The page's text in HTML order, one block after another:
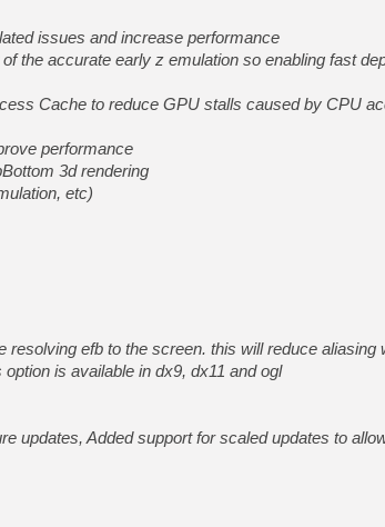
issues and increase performance
the accurate early z emulation so enabling fast
Cache to reduce GPU stalls caused by CPU
performance
3d rendering
etc)
resolving efb to the screen. this will reduce aliasing
option is available in dx9, dx11 and ogl
updates, Added support for scaled updates to